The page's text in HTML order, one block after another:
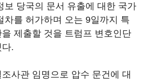
보 당국의 문서 유출에 대한 국가
차를 허가하며 오는 9일까지 특
제출할 것을 트럼프 변호인단
.
사관 임명으로 압수 문건에 대